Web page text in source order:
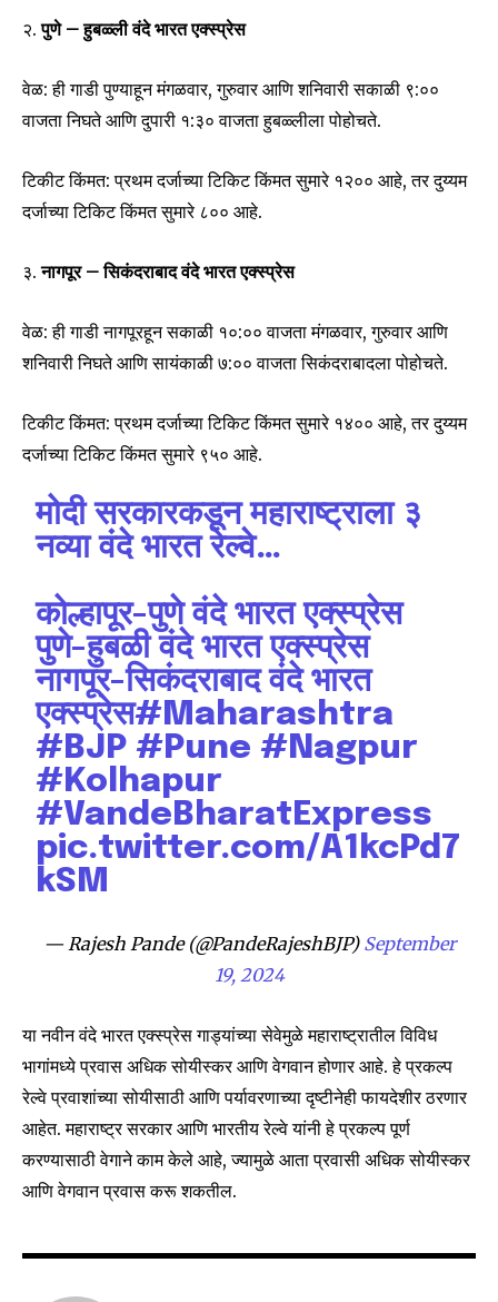
Join our community of
SUBSCRIBERS and be part of the
conversation.
To subscribe, simply enter your email address on our website
or click the subscribe button below. Don't worry, we respect
your privacy and won't spam your inbox. Your information is
safe with us.
SUBSCRIBE
Fans
32,111
Followers
75
Followers
२. पुणे – हुबळ्ली वंदे भारत एक्स्प्रेस
वेळ: ही गाडी पुण्याहून मंगळवार, गुरुवार आणि शनिवारी सकाळी ९:००
वाजता निघते आणि दुपारी १:३० वाजता हुबळ्लीला पोहोचते.
टिकीट किंमत: प्रथम दर्जाच्या टिकिट किंमत सुमारे ₹१२०० आहे, तर दुय्यम
दर्जाच्या टिकिट किंमत सुमारे ₹८०० आहे.
३.नागपूर – सिकंदराबाद वंदे भारत एक्स्प्रेस
वेळ: ही गाडी नागपूरहून सकाळी १०:०० वाजता मंगळवार, गुरुवार आणि
शनिवारी निघते आणि सायंकाळी ७:०० वाजता सिकंदराबादला पोहोचते.
टिकीट किंमत: प्रथम दर्जाच्या टिकिट किंमत सुमारे ₹१४०० आहे, तर दुय्यम
दर्जाच्या टिकिट किंमत सुमारे ₹९५० आहे.
मोदी सरकारकडून महाराष्ट्राला ३
नव्या वंदे भारत रेल्वे…
कोल्हापूर-पुणे वंदे भारत एक्स्प्रेस
पुणे-हुबळी वंदे भारत एक्स्प्रेस
नागपूर-सिकंदराबाद वंदे भारत
एक्स्प्रेस#Maharashtra
#BJP #Pune #Nagpur
#Kolhapur
#VandeBharatExpress
pic.twitter.com/A1kcPd7
kSM
— Rajesh Pande (@PandeRajeshBJP) September
19, 2024
या नवीन वंदे भारत एक्स्प्रेस गाड्यांच्या सेवेमुळे महाराष्ट्रातील विविध
भागांमध्ये प्रवास अधिक सोयीस्कर आणि वेगवान होणार आहे. हे प्रकल्प
रेल्वे प्रवाशांच्या सोयीसाठी आणि पर्यावरणाच्या दृष्टीनेही फायदेशीर ठरणार
आहेत. महाराष्ट्र सरकार आणि भारतीय रेल्वे यांनी हे प्रकल्प पूर्ण
करण्यासाठी वेगाने काम केले आहे, ज्यामुळे आता प्रवासी अधिक सोयीस्कर
आणि वेगवान प्रवास करू शकतील.